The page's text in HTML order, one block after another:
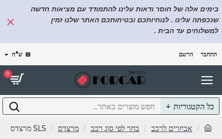
בימים אלה של חוסר ודאות עלינו להתמודד עם מציאות חדשה
שנכפתה עלינו . לנוחיותכם ובטיחותכם האתר שלנו זמין
למשלוחים עד הבית .
התחבר הרשם ₪ ש"ח
0
כל הקטגוריות
אביזרים לרכב בחר לפי סוג רכב מרצדס SLS מרצדס